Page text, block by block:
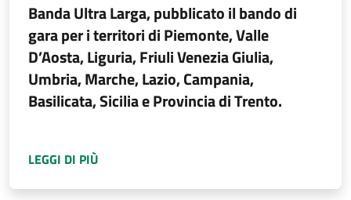
Banda Ultra Larga, pubblicato il bando di
gara per i territori di Piemonte, Valle
D’Aosta, Liguria, Friuli Venezia Giulia,
Umbria, Marche, Lazio, Campania,
Basilicata, Sicilia e Provincia di Trento.
LEGGI DI PIÙ